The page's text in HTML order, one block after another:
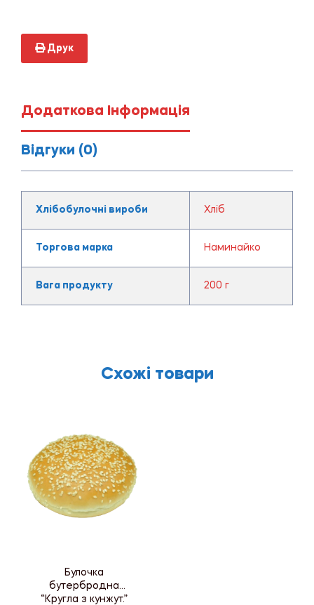
Друк
Додаткова Інформація
Відгуки (0)
Хлібобулочні вироби Хліб
Торгова марка Наминайко
Вага продукту 200 г
Схожі товари
Булочка
бутербродна
“Кругла з кунжут.”